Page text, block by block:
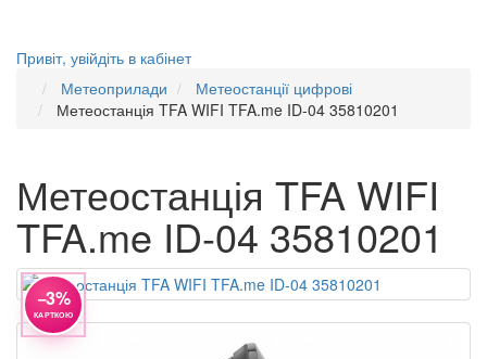
Привіт, увійдіть в кабінет
Метеоприлади
Метеостанції цифрові
Метеостанція TFA WIFI TFA.me ID-04 35810201
Метеостанція TFA WIFI
TFA.me ID-04 35810201
−3%
КАРТКОЮ